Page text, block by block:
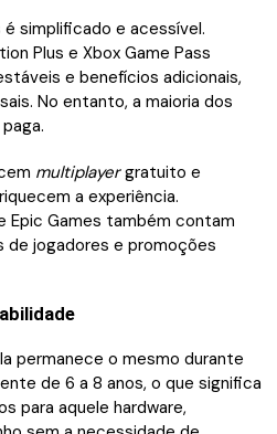
simplificado e acessível.
Plus e Xbox Game Pass
e benefícios adicionais,
No entanto, a maioria dos
multiplayergratuito e
a experiência.
Epic Games também contam
de jogadores e promoções
permanece o mesmo durante
de 6 a 8 anos, o que significa
para aquele hardware,